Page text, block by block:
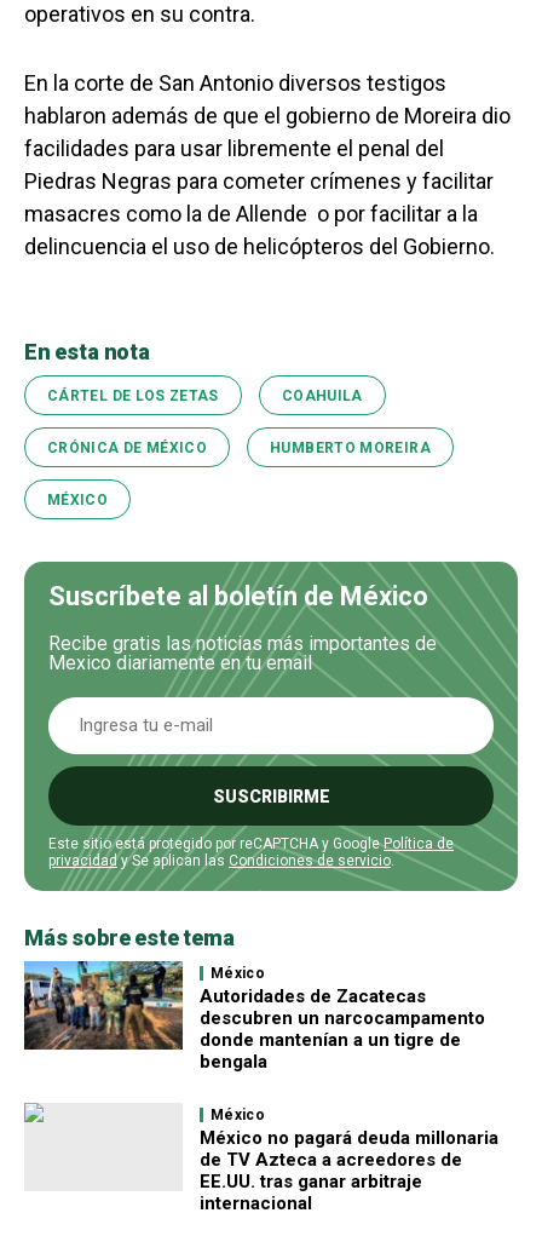
operativos en su contra.
En la corte de San Antonio diversos testigos
hablaron además de que el gobierno de Moreira dio
facilidades para usar libremente el penal del
Piedras Negras para cometer crímenes y facilitar
masacres como la de Allende o por facilitar a la
delincuencia el uso de helicópteros del Gobierno.
En esta nota
CÁRTEL DE LOS ZETAS COAHUILA
CRÓNICA DE MÉXICO HUMBERTO MOREIRA
MÉXICO
Suscríbete al boletín de México
Recibe gratis las noticias más importantes de
Mexico diariamente en tu email
SUSCRIBIRME
Este sitio está protegido por reCAPTCHA y GooglePolítica de
privacidady Se aplican las Condiciones de servicio
Más sobre este tema
México
Autoridades de Zacatecas
descubren un narcocampamento
donde mantenían a un tigre de
bengala
México
México no pagará deuda millonaria
de TV Azteca a acreedores de
EE.UU. tras ganar arbitraje
internacional